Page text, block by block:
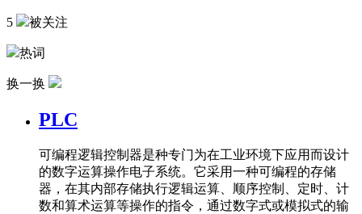
5 被关注
热词
换一换
PLC
可编程逻辑控制器是种专门为在工业环境下应用而设计
的数字运算操作电子系统。它采用一种可编程的存储
器，在其内部存储执行逻辑运算、顺序控制、定时、计
数和算术运算等操作的指令，通过数字式或模拟式的输